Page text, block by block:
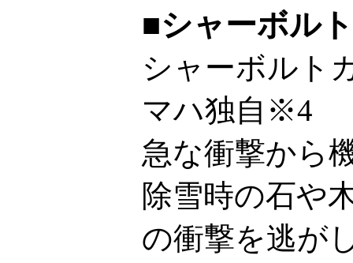
■シャーボル
シャーボルト
マハ独自※4
急な衝撃から
除雪時の石や
の衝撃を逃が